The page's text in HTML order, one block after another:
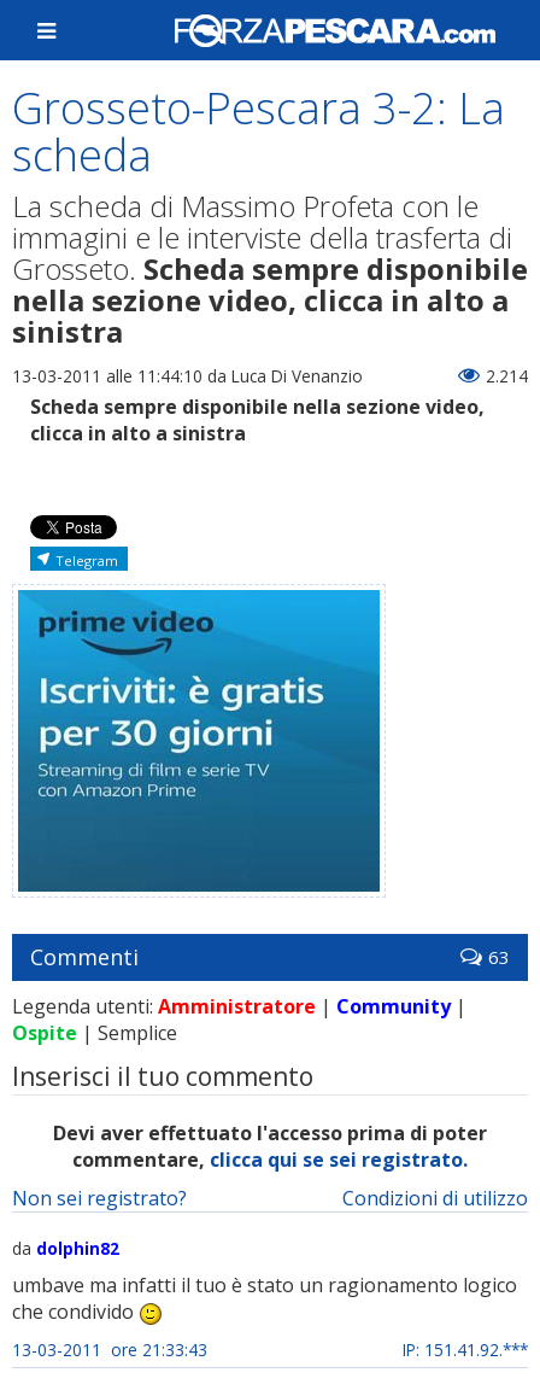
Grosseto-Pescara 3-2: La
scheda
La scheda di Massimo Profeta con le
immagini e le interviste della trasferta di
Grosseto. Scheda sempre disponibile
nella sezione video, clicca in alto a
sinistra
13-03-2011 alle 11:44:10 da Luca Di Venanzio 2.214
Scheda sempre disponibile nella sezione video,
clicca in alto a sinistra
Telegram
Commenti 63
Legenda utenti: Amministratore | Community|
Ospite | Semplice
Inserisci il tuo commento
Devi aver effettuato l'accesso prima di poter
commentare, clicca qui se sei registrato.
Condizioni di utilizzo
Non sei registrato?
da dolphin82
umbave ma infatti il tuo è stato un ragionamento logico
che condivido
13-03-2011 ore 21:33:43 IP: 151.41.92.***